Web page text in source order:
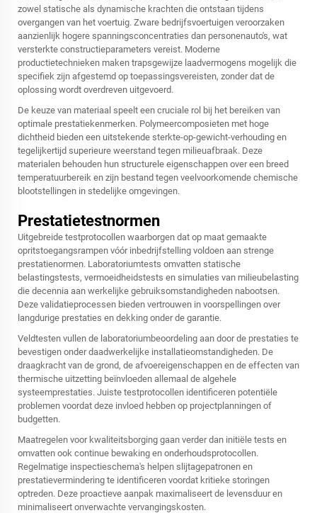
zowel statische als dynamische krachten die ontstaan tijdens
overgangen van het voertuig. Zware bedrijfsvoertuigen veroorzaken
aanzienlijk hogere spanningsconcentraties dan personenauto's, wat
versterkte constructieparameters vereist. Moderne
productietechnieken maken trapsgewijze laadvermogens mogelijk die
specifiek zijn afgestemd op toepassingsvereisten, zonder dat de
oplossing wordt overdreven uitgevoerd.
De keuze van materiaal speelt een cruciale rol bij het bereiken van
optimale prestatiekenmerken. Polymeercomposieten met hoge
dichtheid bieden een uitstekende sterkte-op-gewicht-verhouding en
tegelijkertijd superieure weerstand tegen milieuafbraak. Deze
materialen behouden hun structurele eigenschappen over een breed
temperatuurbereik en zijn bestand tegen veelvoorkomende chemische
blootstellingen in stedelijke omgevingen.
Prestatietestnormen
Uitgebreide testprotocollen waarborgen dat op maat gemaakte
opritstoegangsrampen vóór inbedrijfstelling voldoen aan strenge
prestatienormen. Laboratoriumtests omvatten statische
belastingstests, vermoeidheidstests en simulaties van milieubelasting
die decennia aan werkelijke gebruiksomstandigheden nabootsen.
Deze validatieprocessen bieden vertrouwen in voorspellingen over
langdurige prestaties en dekking onder de garantie.
Veldtesten vullen de laboratoriumbeoordeling aan door de prestaties te
bevestigen onder daadwerkelijke installatieomstandigheden. De
draagkracht van de grond, de afvoereigenschappen en de effecten van
thermische uitzetting beïnvloeden allemaal de algehele
systeemprestaties. Juiste testprotocollen identificeren potentiële
problemen voordat deze invloed hebben op projectplanningen of
budgetten.
Maatregelen voor kwaliteitsborging gaan verder dan initiële tests en
omvatten ook continue bewaking en onderhoudsprotocollen.
Regelmatige inspectieschema's helpen slijtagepatronen en
prestatievermindering te identificeren voordat kritieke storingen
optreden. Deze proactieve aanpak maximaliseert de levensduur en
minimaliseert onverwachte vervangingskosten.